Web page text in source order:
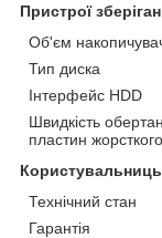
Пристрої
Об'єм
Тип диска
Інтерфейс HDD
Швидкість
пластин
Технічний стан
Гарантія